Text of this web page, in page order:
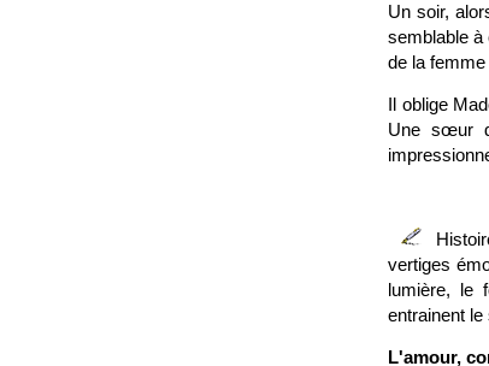
Un soir,
semblable à
de la
Il oblige
Une sœur
vertiges
lumière, le
entrainent
L'amour,